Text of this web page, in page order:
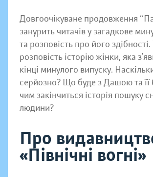
Довгоочікуване продовження
занурить читачів у загадкове
та розповість про його здібності.
розповість історію жінки, яка
кінці минулого випуску.
серйозно? Що буде з Дашою та її
чим закінчиться історія пошуку
людини?
Про
«Північні вогні»